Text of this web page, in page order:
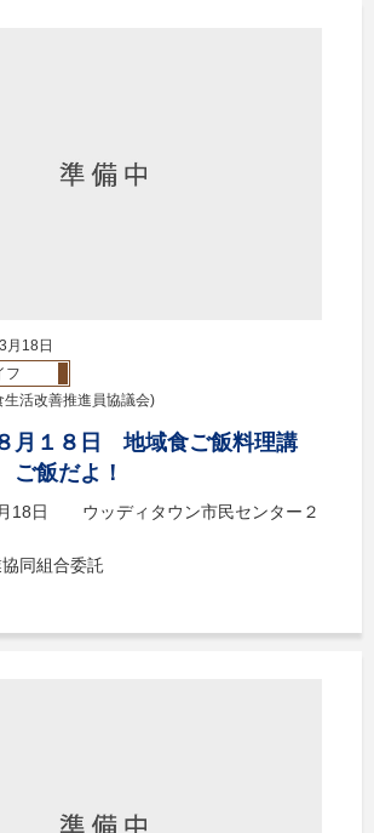
月18日
フ
活改善推進員協議会)
月１８日 地域食ご飯料理講
飯だよ！
18日 ウッディタウン市民センター２
同組合委託